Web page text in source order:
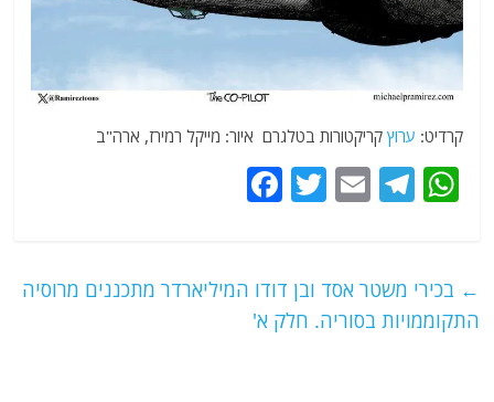
קרדיט: ערוץ קריקטורות בטלגרם איור: מייקל רמירז, ארה"ב
W
s
A
T
g
ra
E
l
T
er
e ← בכירי משטר אסד ובן דודו המיליארדר מתכננים מרוסיה
התקוממויות בסוריה. חלק א'